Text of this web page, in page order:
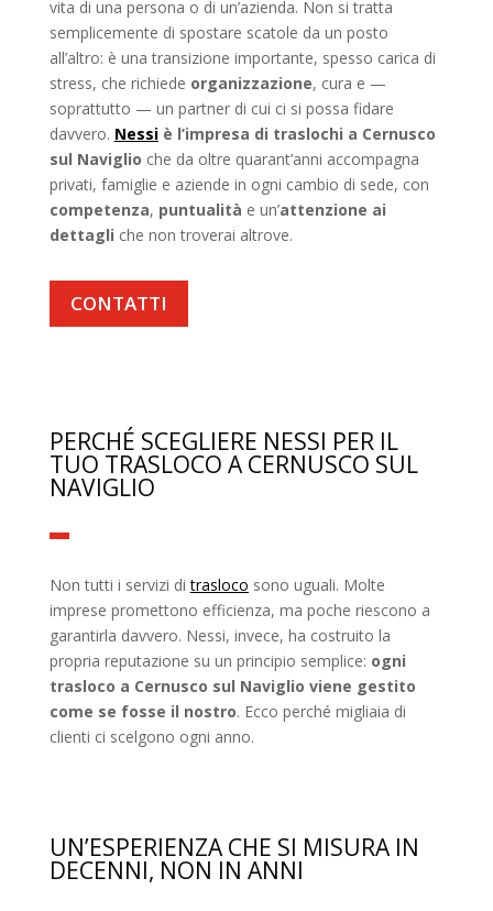
vita di una persona o di un’azienda. Non si tratta
semplicemente di spostare scatole da un posto
all’altro: è una transizione importante, spesso carica di
stress, che richiede organizzazione, cura e —
soprattutto — un partner di cui ci si possa fidare
davvero. Nessiè l’impresa di traslochi a Cernusco
sul Naviglio che da oltre quarant’anni accompagna
privati, famiglie e aziende in ogni cambio di sede, con
competenza, puntualità e un’attenzione ai
dettagli che non troverai altrove.
CONTATTI
PERCHÉ SCEGLIERE NESSI PER IL
TUO TRASLOCO A CERNUSCO SUL
NAVIGLIO
Non tutti i servizi ditrasloco sono uguali. Molte
imprese promettono efficienza, ma poche riescono a
garantirla davvero. Nessi, invece, ha costruito la
propria reputazione su un principio semplice: ogni
trasloco a Cernusco sul Naviglio viene gestito
come se fosse il nostro. Ecco perché migliaia di
clienti ci scelgono ogni anno.
UN’ESPERIENZA CHE SI MISURA IN
DECENNI, NON IN ANNI